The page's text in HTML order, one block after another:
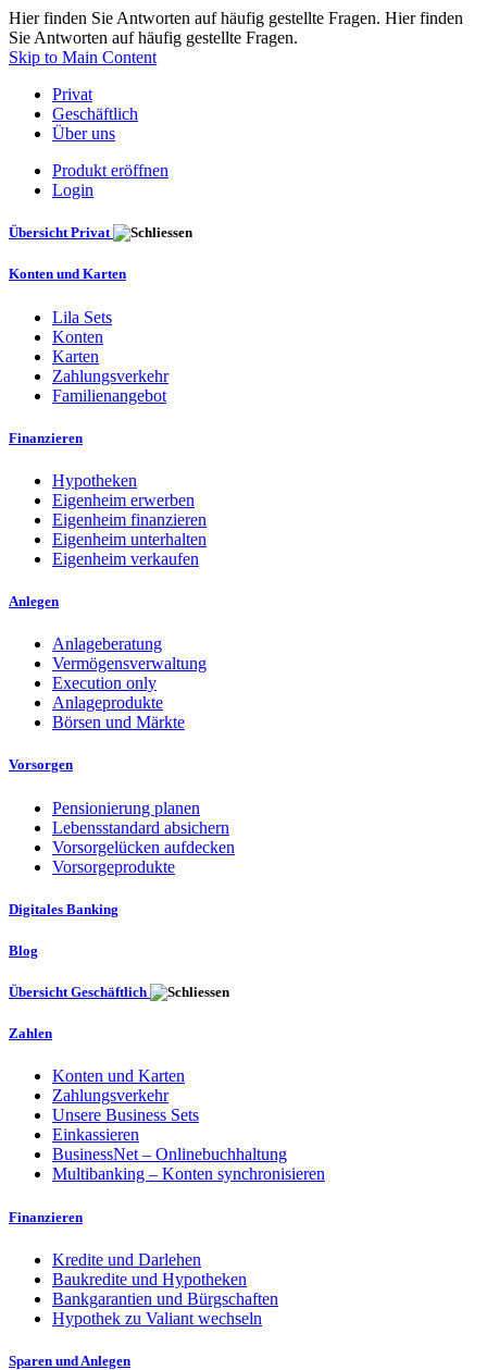
Hier finden Sie Antworten auf häufig gestellte Fragen. Hier finden
Sie Antworten auf häufig gestellte Fragen.
Skip to Main Content
Privat
Geschäftlich
Über uns
Produkt eröffnen
Login
Übersicht Privat
Konten und Karten
Lila Sets
Konten
Karten
Zahlungsverkehr
Familienangebot
Finanzieren
Hypotheken
Eigenheim erwerben
Eigenheim finanzieren
Eigenheim unterhalten
Eigenheim verkaufen
Anlegen
Anlageberatung
Vermögensverwaltung
Execution only
Anlageprodukte
Börsen und Märkte
Vorsorgen
Pensionierung planen
Lebensstandard absichern
Vorsorgelücken aufdecken
Vorsorgeprodukte
Digitales Banking
Blog
Übersicht Geschäftlich
Zahlen
Konten und Karten
Zahlungsverkehr
Unsere Business Sets
Einkassieren
BusinessNet – Onlinebuchhaltung
Multibanking – Konten synchronisieren
Finanzieren
Kredite und Darlehen
Baukredite und Hypotheken
Bankgarantien und Bürgschaften
Hypothek zu Valiant wechseln
Sparen und Anlegen